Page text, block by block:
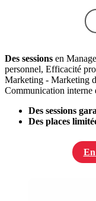
Des sessions en
personnel, Efficacité
Marketing - Marketing
Communication interne
Des sessions
Des places